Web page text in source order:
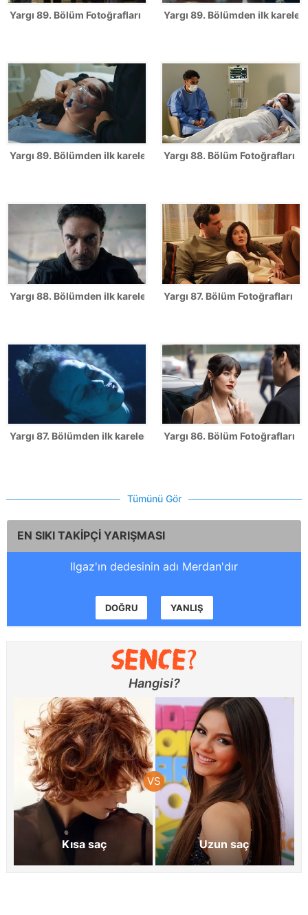
Yargı 89. Bölüm Fotoğrafları Yargı 89. Bölümden ilk kareler
Yargı 89. Bölümden ilk kareler! Yargı 88. Bölüm Fotoğrafları
Yargı 88. Bölümden ilk kareler! Yargı 87. Bölüm Fotoğrafları
Yargı 87. Bölümden ilk kareler! Yargı 86. Bölüm Fotoğrafları
Tümünü Gör
EN SIKI TAKİPÇİ YARIŞMASI
Ilgaz'ın dedesinin adı Merdan'dır
DOĞRU YANLIŞ
Hangisi?
Kısa saç Uzun saç